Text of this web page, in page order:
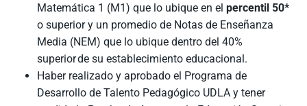
Matemática 1 (M1) que lo ubique en elpercentil 50*
o superior y un promedio de Notas de Enseñanza
Media (NEM) que lo ubique dentro del 40%
superior de su establecimiento educacional.
Haber realizado y aprobado el Programa de
Desarrollo de Talento Pedagógico UDLA y tener